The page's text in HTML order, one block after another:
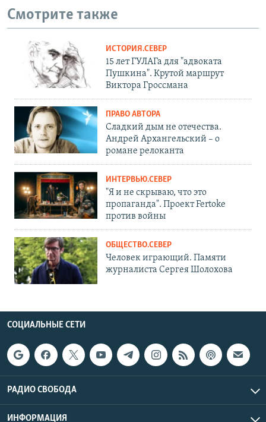
Смотрите также
ИСТОРИЯ.СЕВЕР
15 лет ГУЛАГа для "адвоката
Пушкина". Крутой маршрут
Виктора Гроссмана
ПРАВО АВТОРА
Сладкий дым не отечества.
Андрей Архангельский – о
романе релоканта
ИНТЕРВЬЮ.СЕВЕР
"Я и не скрываю, что это
пропаганда". Проект Fertoke
против войны
ОБЩЕСТВО.СЕВЕР
Человек играющий. Памяти
журналиста Сергея Шолохова
СОЦИАЛЬНЫЕ СЕТИ
РАДИО СВОБОДА
ИНФОРМАЦИЯ